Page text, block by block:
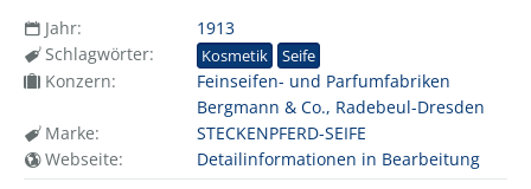
Jahr:
1913
Schlagwörter:
Kosmetik Seife
Konzern:
Feinseifen- und Parfumfabriken
Bergmann & Co., Radebeul-Dresden
Marke:
STECKENPFERD-SEIFE
Webseite:
Detailinformationen in Bearbeitung